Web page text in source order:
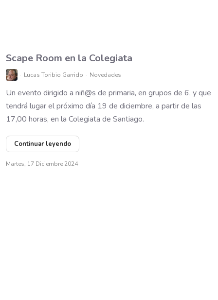
Scape Room en la Colegiata
Lucas Toribio Garrido Novedades
Un evento dirigido a niñ@s de primaria, en grupos de 6, y que
tendrá lugar el próximo día 19 de diciembre, a partir de las
17,00 horas, en la Colegiata de Santiago.
Continuar leyendo
Martes, 17 Diciembre 2024